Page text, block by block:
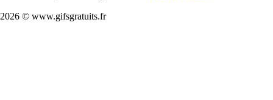
2026 © www.gifsgratuits.fr